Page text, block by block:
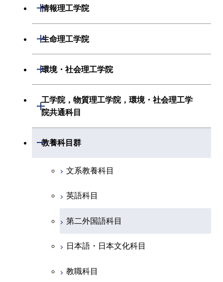
初年次専門科目
創造プロセス科目
共通専門科目
電気電子系
経営工学系
初年次専門科目
創造プロセス科目
材料系
初年次専門科目
共通専門科目
情報理工学院
開閉
数理・計算科学系
初年次専門科目
創造プロセス科目
共通専門科目
生命理工学院
開閉
生命理工学系
創造プロセス科目
共通専門科目
環境・社会理工学院
開閉
建築学系
融合理工学系
初年次専門科目
創造プロセス科目
共通専門科目
工学院，物質理工学院，環境・社会理工学
院共通科目
開閉
工学院，物質理工学院，環境・社会
教養科目群
開閉
文系教養科目
英語科目
第二外国語科目
日本語・日本文化科目
教職科目